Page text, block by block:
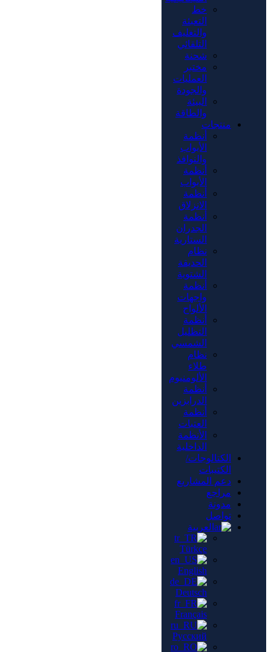
خط
التعبئة
والتغليف
التلقائي
شحنة
مختبر
العمليات
والجودة
البيئة
والطاقة
منتجات
أنظمة
الأبواب
والنوافذ
أنظمة
الأبواب
أنظمة
الانزلاق
أنظمة
الجدران
الستارية
نظام
الحديقة
الشتوية
أنظمة
واجهات
الألواح
أنظمة
التظليل
الشمسي
نظام
طلاء
الألومنيوم
أنظمة
الدرابزين
أنظمة
العتبات
الأنظمة
الداخلية
الكتالوجات/
الكتيبات
دعم المشاريع
مراجع
مدونة
تواصل
العربية
Türkçe
English
Deutsch
Français
Русский